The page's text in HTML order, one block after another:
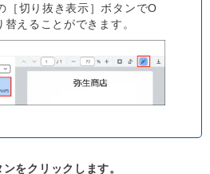
［切り抜き表示］ボタンでO
えることができます。
をクリックします。